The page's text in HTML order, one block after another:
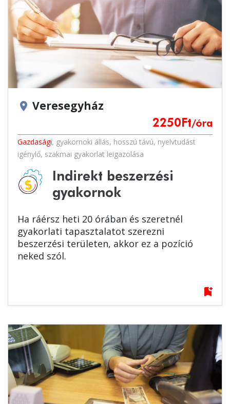
location_on Veresegyház
2250 Ft/óra
Gazdasági, gyakornoki állás, hosszú távú, nyelvtudást
igénylő, szakmai gyakorlat leigazolása
Indirekt beszerzési
gyakornok
Ha ráérsz heti 20 órában és szeretnél
gyakorlati tapasztalatot szerezni
beszerzési területen, akkor ez a pozíció
neked szól.
bookmark_add